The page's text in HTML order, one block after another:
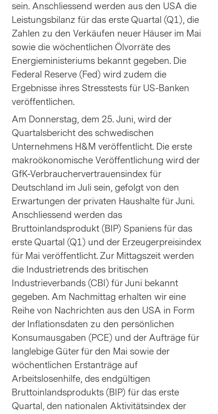
sein. Anschliessend werden aus den USA die
Leistungsbilanz für das erste Quartal (Q1), die
Zahlen zu den Verkäufen neuer Häuser im Mai
sowie die wöchentlichen Ölvorräte des
Energieministeriums bekannt gegeben. Die
Federal Reserve (Fed) wird zudem die
Ergebnisse ihres Stresstests für US-Banken
veröffentlichen.
Am Donnerstag, dem 25. Juni, wird der
Quartalsbericht des schwedischen
Unternehmens H&M veröffentlicht. Die erste
makroökonomische Veröffentlichung wird der
GfK-Verbrauchervertrauensindex für
Deutschland im Juli sein, gefolgt von den
Erwartungen der privaten Haushalte für Juni.
Anschliessend werden das
Bruttoinlandsprodukt (BIP) Spaniens für das
erste Quartal (Q1) und der Erzeugerpreisindex
für Mai veröffentlicht. Zur Mittagszeit werden
die Industrietrends des britischen
Industrieverbands (CBI) für Juni bekannt
gegeben. Am Nachmittag erhalten wir eine
Reihe von Nachrichten aus den USA in Form
der Inflationsdaten zu den persönlichen
Konsumausgaben (PCE) und der Aufträge für
langlebige Güter für den Mai sowie der
wöchentlichen Erstanträge auf
Arbeitslosenhilfe, des endgültigen
Bruttoinlandsprodukts (BIP) für das erste
Quartal, den nationalen Aktivitätsindex der